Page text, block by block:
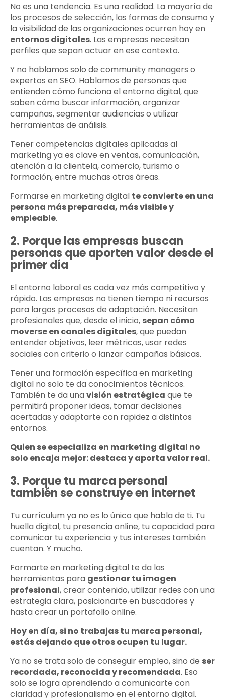
No es una tendencia. Es una realidad. La mayoría de
los procesos de selección, las formas de consumo y
la visibilidad de las organizaciones ocurren hoy en
entornos digitales. Las empresas necesitan
perfiles que sepan actuar en ese contexto.
Y no hablamos solo de community managers o
expertos en SEO. Hablamos de personas que
entienden cómo funciona el entorno digital, que
saben cómo buscar información, organizar
campañas, segmentar audiencias o utilizar
herramientas de análisis.
Tener competencias digitales aplicadas al
marketing ya es clave en ventas, comunicación,
atención a la clientela, comercio, turismo o
formación, entre muchas otras áreas.
Formarse en marketing digital te convierte en una
persona más preparada, más visible y
empleable.
2. Porque las empresas buscan
personas que aporten valor desde el
primer día
El entorno laboral es cada vez más competitivo y
rápido. Las empresas no tienen tiempo ni recursos
para largos procesos de adaptación. Necesitan
profesionales que, desde el inicio, sepan cómo
moverse en canales digitales, que puedan
entender objetivos, leer métricas, usar redes
sociales con criterio o lanzar campañas básicas.
Tener una formación específica en marketing
digital no solo te da conocimientos técnicos.
También te da unavisión estratégica que te
permitirá proponer ideas, tomar decisiones
acertadas y adaptarte con rapidez a distintos
entornos.
Quien se especializa en marketing digital no
solo encaja mejor: destaca y aporta valor real.
3. Porque tu marca personal
también se construye en internet
Tu currículum ya no es lo único que habla de ti. Tu
huella digital, tu presencia online, tu capacidad para
comunicar tu experiencia y tus intereses también
cuentan. Y mucho.
Formarte en marketing digital te da las
herramientas para gestionar tu imagen
profesional, crear contenido, utilizar redes con una
estrategia clara, posicionarte en buscadores y
hasta crear un portafolio online.
Hoy en día, si no trabajas tu marca personal,
estás dejando que otros ocupen tu lugar.
Ya no se trata solo de conseguir empleo, sino de ser
recordada, reconocida y recomendada. Eso
solo se logra aprendiendo a comunicarte con
claridad y profesionalismo en el entorno digital.